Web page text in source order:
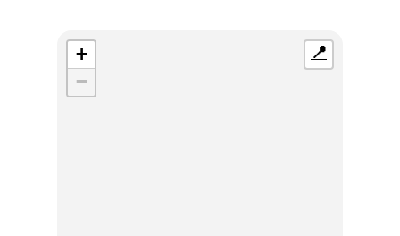
+
−
📍